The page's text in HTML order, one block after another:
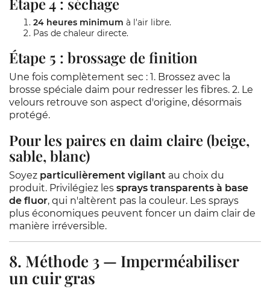
24 heures minimum à l'air libre.
Pas de chaleur directe.
Étape 5 : brossage de finition
Une fois complètement sec : 1. Brossez avec la
brosse spéciale daim pour redresser les fibres. 2. Le
velours retrouve son aspect d'origine, désormais
protégé.
Pour les paires en daim claire (beige,
sable, blanc)
Soyez particulièrement vigilant au choix du
produit. Privilégiez les sprays transparents à base
de fluor, qui n'altèrent pas la couleur. Les sprays
plus économiques peuvent foncer un daim clair de
manière irréversible.
8. Méthode 3 — Imperméabiliser
un cuir gras